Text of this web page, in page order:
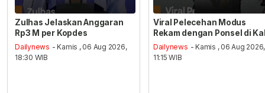
Zulhas Jelaskan Anggaran
Rp3 M per Kopdes
Dailynews - Kamis , 06 Aug 2026,
18:30 WIB
Viral Pelecehan Modus
Rekam dengan Ponsel di
Dailynews - Kamis , 06 Aug 2026,
11:15 WIB